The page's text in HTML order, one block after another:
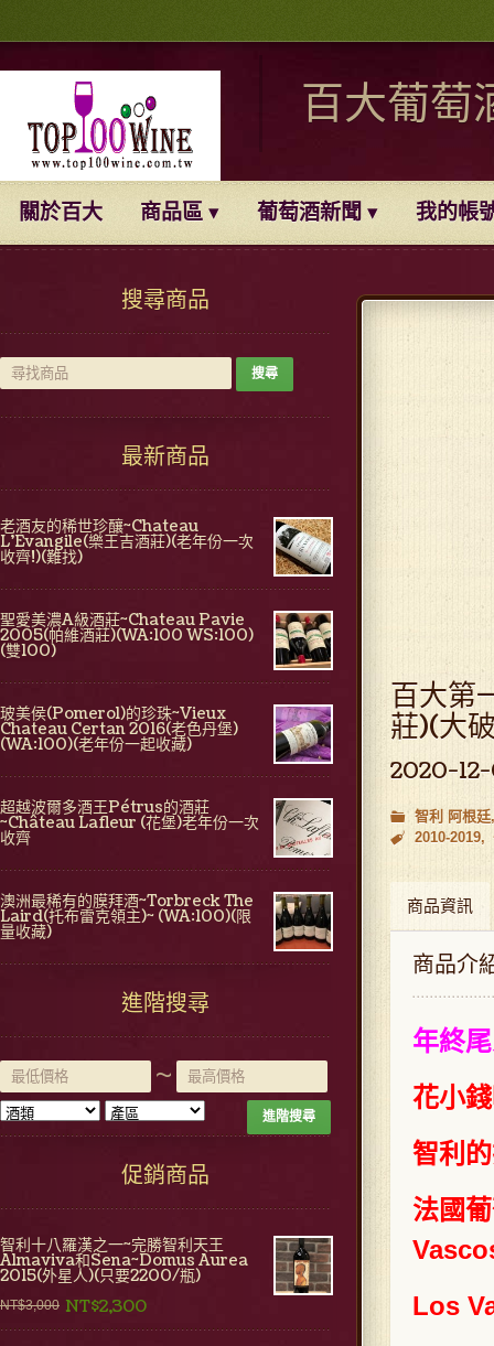
百大葡萄
關於百大 商品區 葡萄酒新聞 我的帳
搜尋商品
最新商品
老酒友的稀世珍釀~Chateau
L'Evangile(樂王吉酒莊)(老年份一次
收齊!)(難找)
聖愛美濃A級酒莊~Chateau Pavie
2005(帕維酒莊)(WA:100 WS:100)
(雙100)
玻美侯(Pomerol)的珍珠~Vieux
Chateau Certan 2016(老色丹堡)
(WA:100)(老年份一起收藏)
超越波爾多酒王Pétrus的酒莊
~Château Lafleur (花堡)老年份一次
收齊
澳洲最稀有的膜拜酒~Torbreck The
Laird(托布雷克領主)~ (WA:100)(限
量收藏)
進階搜尋
~
進階搜尋
促銷商品
智利十八羅漢之一~完勝智利天王
Almaviva和Sena~Domus Aurea
2015(外星人)(只要2200/瓶)
NT$3,000 NT$2,300
百大第
莊)(大
2020-
智利 阿根廷
2010-2019
商品資訊
商品介
年終
花小
智利
法國
Los